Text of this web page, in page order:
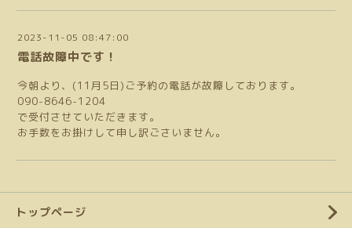
2023-11-05 08:47:00
電話故障中です！
今朝より、(11月5日)ご予約の電話が故障しております。
090-8646-1204
で受付させていただきます。
お手数をお掛けして申し訳ごさいません。
トップページ